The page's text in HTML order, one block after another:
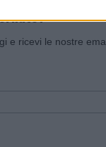
e ricevi le nostre